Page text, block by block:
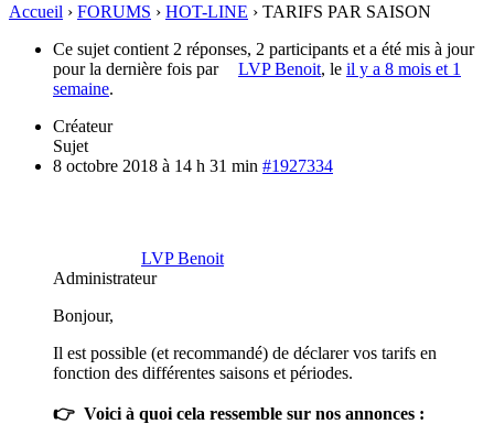
Accueil › FORUMS › HOT-LINE › TARIFS PAR SAISON
Ce sujet contient 2 réponses, 2 participants et a été mis à jour
pour la dernière fois par
LVP Benoit, le il y a 8 mois et 1
semaine.
Créateur
Sujet
8 octobre 2018 à 14 h 31 min #1927334
LVP Benoit
Administrateur
Bonjour,
Il est possible (et recommandé) de déclarer vos tarifs en
fonction des différentes saisons et périodes.
👉 Voici à quoi cela ressemble sur nos annonces :